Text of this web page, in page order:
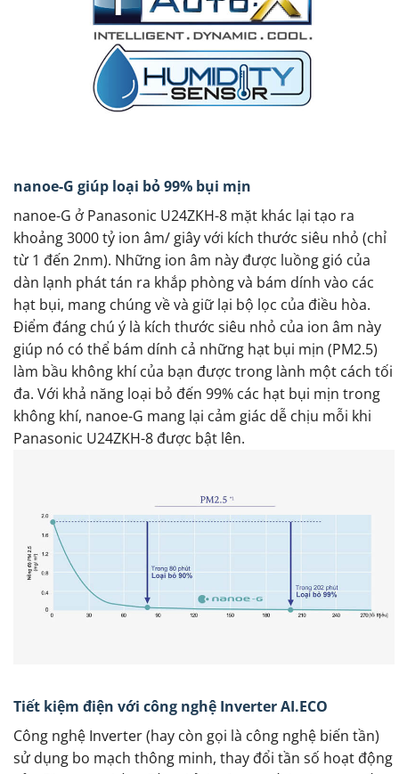
nanoe-G giúp loại bỏ 99% bụi mịn
nanoe-G ở Panasonic U24ZKH-8 mặt khác lại tạo ra
khoảng 3000 tỷ ion âm/ giây với kích thước siêu nhỏ (chỉ
từ 1 đến 2nm). Những ion âm này được luồng gió của
dàn lạnh phát tán ra khắp phòng và bám dính vào các
hạt bụi, mang chúng về và giữ lại bộ lọc của điều hòa.
Điểm đáng chú ý là kích thước siêu nhỏ của ion âm này
giúp nó có thể bám dính cả những hạt bụi mịn (PM2.5)
làm bầu không khí của bạn được trong lành một cách tối
đa. Với khả năng loại bỏ đến 99% các hạt bụi mịn trong
không khí, nanoe-G mang lại cảm giác dễ chịu mỗi khi
Panasonic U24ZKH-8 được bật lên.
Tiết kiệm điện với công nghệ Inverter AI.ECO
Công nghệ Inverter (hay còn gọi là công nghệ biến tần)
sử dụng bo mạch thông minh, thay đổi tần số hoạt động